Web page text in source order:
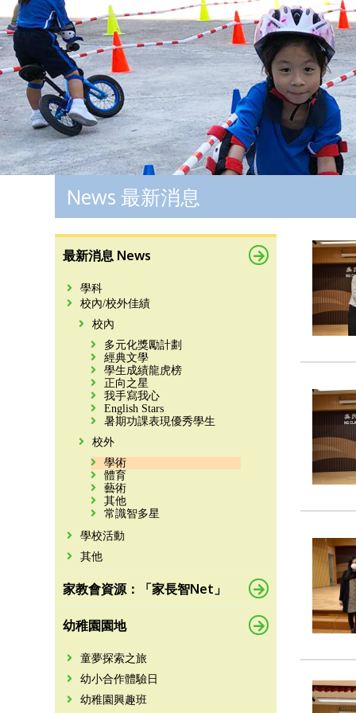
News 最新消息
最新消息 News
學科
校內/校外佳績
校內
多元化獎勵計劃
經典文學
學生成績龍虎榜
正向之星
我手寫我心
English Stars
暑期功課表現優秀學生
校外
學術
體育
藝術
其他
常識智多星
學校活動
其他
家教會資源：「家長智Net」
幼稚園園地
童夢探索之旅
幼小合作體驗日
幼稚園興趣班